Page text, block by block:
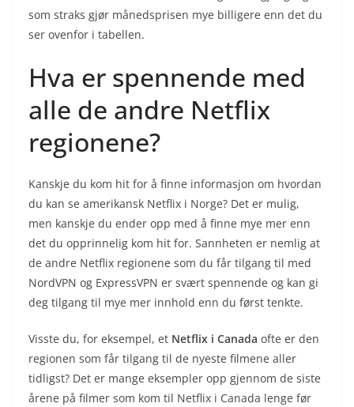
som straks gjør månedsprisen mye billigere enn det du
ser ovenfor i tabellen.
Hva er spennende med
alle de andre Netflix
regionene?
Kanskje du kom hit for å finne informasjon om hvordan
du kan se amerikansk Netflix i Norge? Det er mulig,
men kanskje du ender opp med å finne mye mer enn
det du opprinnelig kom hit for. Sannheten er nemlig at
de andre Netflix regionene som du får tilgang til med
NordVPN og ExpressVPN er svært spennende og kan gi
deg tilgang til mye mer innhold enn du først tenkte.
Visste du, for eksempel, et Netflix i Canada ofte er den
regionen som får tilgang til de nyeste filmene aller
tidligst? Det er mange eksempler opp gjennom de siste
årene på filmer som kom til Netflix i Canada lenge før